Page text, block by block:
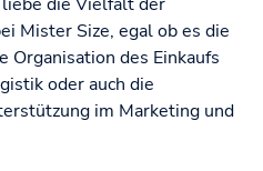
Mister Size, egal ob es die
des Einkaufs
oder auch die
im Marketing und